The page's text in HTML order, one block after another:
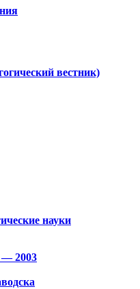
вестник)
науки
— 2003